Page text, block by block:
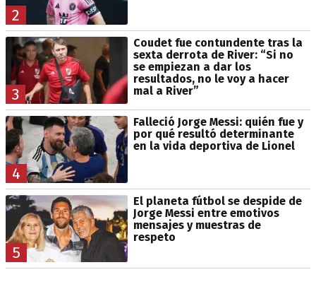
2
3
Coudet fue contundente tras la
sexta derrota de River: “Si no
se empiezan a dar los
resultados, no le voy a hacer
mal a River”
4
Falleció Jorge Messi: quién fue y
por qué resultó determinante
en la vida deportiva de Lionel
5
El planeta fútbol se despide de
Jorge Messi entre emotivos
mensajes y muestras de
respeto